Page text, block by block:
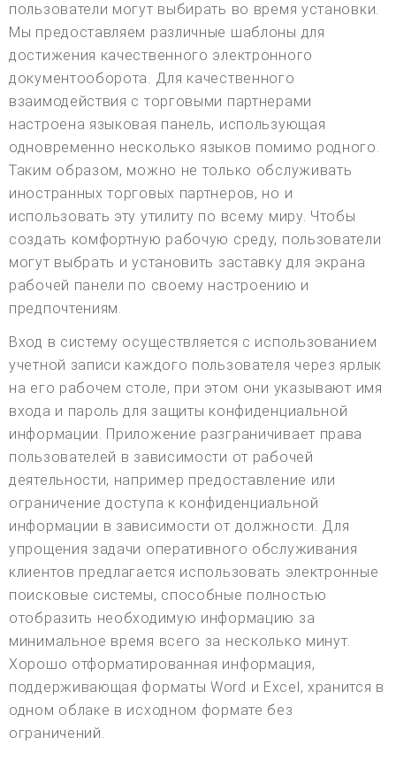
пользователи могут выбирать во время установки.
Мы предоставляем различные шаблоны для
достижения качественного электронного
документооборота. Для качественного
взаимодействия с торговыми партнерами
настроена языковая панель, использующая
одновременно несколько языков помимо родного.
Таким образом, можно не только обслуживать
иностранных торговых партнеров, но и
использовать эту утилиту по всему миру. Чтобы
создать комфортную рабочую среду, пользователи
могут выбрать и установить заставку для экрана
рабочей панели по своему настроению и
предпочтениям.
Вход в систему осуществляется с использованием
учетной записи каждого пользователя через ярлык
на его рабочем столе, при этом они указывают имя
входа и пароль для защиты конфиденциальной
информации. Приложение разграничивает права
пользователей в зависимости от рабочей
деятельности, например предоставление или
ограничение доступа к конфиденциальной
информации в зависимости от должности. Для
упрощения задачи оперативного обслуживания
клиентов предлагается использовать электронные
поисковые системы, способные полностью
отобразить необходимую информацию за
минимальное время всего за несколько минут.
Хорошо отформатированная информация,
поддерживающая форматы Word и Excel, хранится в
одном облаке в исходном формате без
ограничений.